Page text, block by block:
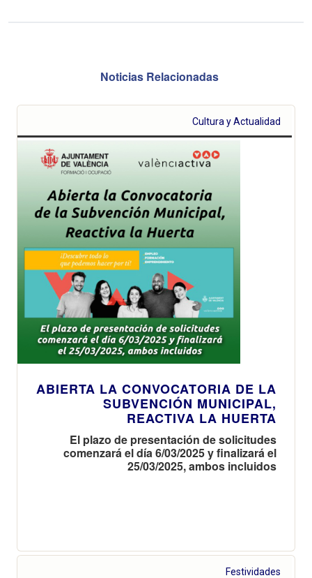
Noticias Relacionadas
Cultura y Actualidad
ABIERTA LA CONVOCATORIA DE LA
SUBVENCIÓN MUNICIPAL,
REACTIVA LA HUERTA
El plazo de presentación de solicitudes
comenzará el día 6/03/2025 y finalizará el
25/03/2025, ambos incluidos
Festividades